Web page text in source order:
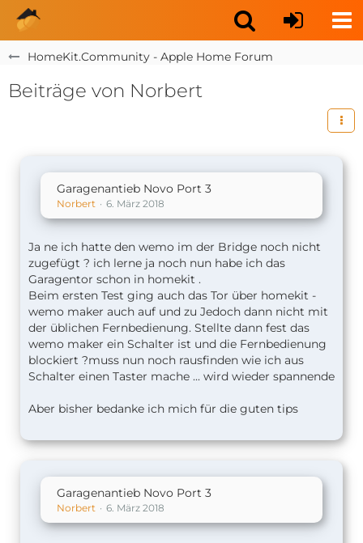
HomeKit.Community - Apple Home Forum
Beiträge von Norbert
Garagenantieb Novo Port 3
Norbert 6. März 2018
Ja ne ich hatte den wemo im der Bridge noch nicht
zugefügt ? ich lerne ja noch nun habe ich das
Garagentor schon in homekit .
Beim ersten Test ging auch das Tor über homekit -
wemo maker auch auf und zu Jedoch dann nicht mit
der üblichen Fernbedienung. Stellte dann fest das
wemo maker ein Schalter ist und die Fernbedienung
blockiert ?muss nun noch rausfinden wie ich aus
Schalter einen Taster mache ... wird wieder spannende
Aber bisher bedanke ich mich für die guten tips
Garagenantieb Novo Port 3
Norbert 6. März 2018